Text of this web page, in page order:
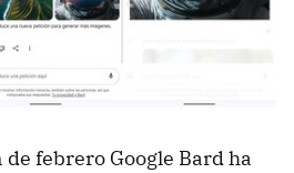
febrero Google Bard ha